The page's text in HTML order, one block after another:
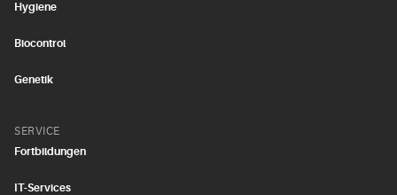
Hygiene
Biocontrol
Genetik
SERVICE
Fortbildungen
IT-Services